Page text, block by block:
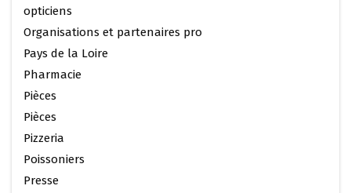
opticiens
Organisations et partenaires pro
Pays de la Loire
Pharmacie
Pièces
Pièces
Pizzeria
Poissoniers
Presse